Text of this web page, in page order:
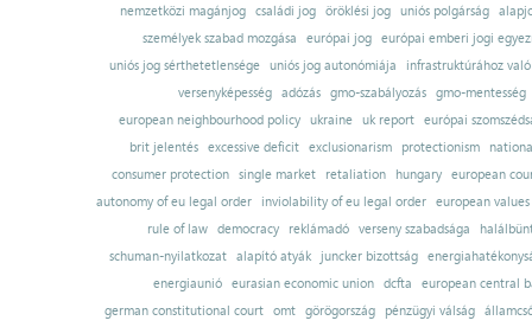
nemzetközi magánjog
családi jog öröklési jog uniós polgárság
személyek szabad mozgása
európai jog európai emberi jogi
uniós jog sérthetetlensége uniós jog autonómiája
infrastruktúrához
versenyképesség adózás gmo-szabályozás gmo-mentesség
european neighbourhood policy
ukraine uk report
európai
brit jelentés excessive deficit exclusionarism protectionism
consumer protection
single market retaliation hungary
european
autonomy of eu legal order
inviolability of eu legal order
european values
rule of law
democracy reklámadó verseny szabadsága
schuman-nyilatkozat alapító atyák juncker bizottság
energiaunió eurasian economic union dcfta
european central
german constitutional court
omt görögország pénzügyi válság